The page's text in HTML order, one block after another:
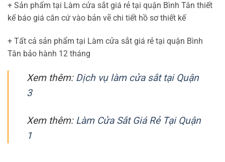
+ Sản phẩm tại Làm cửa sắt giá rẻ tại quận Bình Tân thiết
kế báo giá căn cứ vào bản vẽ chi tiết hồ sơ thiết kế
+ Tất cả sản phẩm tại Làm cửa sắt giá rẻ tại quận Bình
Tân bảo hành 12 tháng
Xem thêm: Dịch vụ làm cửa sắt tại Quận
3
Xem thêm: Làm Cửa Sắt Giá Rẻ Tại Quận
1